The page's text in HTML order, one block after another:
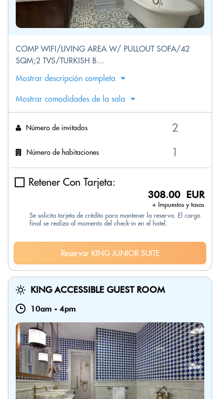
COMP WIFI/LIVING AREA W/ PULLOUT SOFA/42
SQM;2 TVS/TURKISH B...
Mostrar descripción completa
Mostrar comodidades de la sala
Número de invitados
Número de habitaciones
Retener Con Tarjeta:
308.00 EUR
+ Impuestos y tasas
Se solicita tarjeta de crédito para mantener la reserva. El cargo
final se realiza al momento del check-in en el hotel.
Reservar KING JUNIOR SUITE
KING ACCESSIBLE GUEST ROOM
10am - 4pm